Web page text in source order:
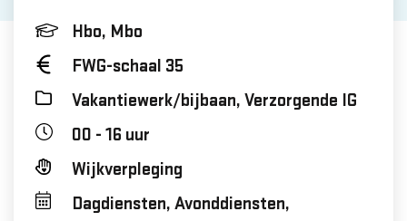
Hbo, Mbo
FWG-schaal 35
Vakantiewerk/bijbaan, Verzorgende IG
00 - 16 uur
Wijkverpleging
Dagdiensten, Avonddiensten,